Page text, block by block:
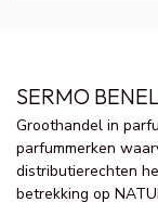
SERMO
Groothandel in
parfummerken
distributierechten
betrekking op